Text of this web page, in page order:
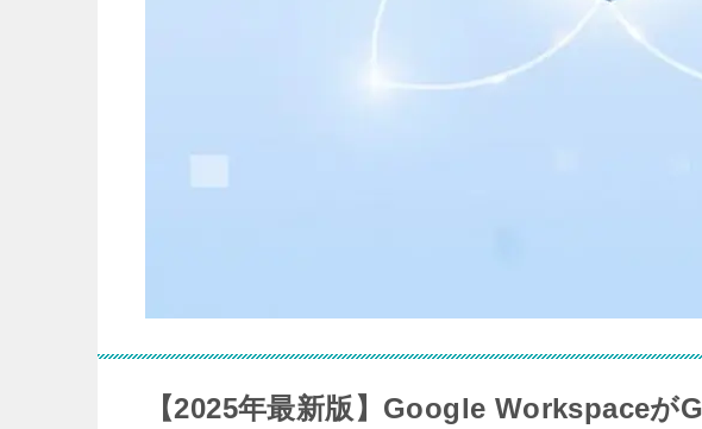
【2025年最新版】Google Workspaceが